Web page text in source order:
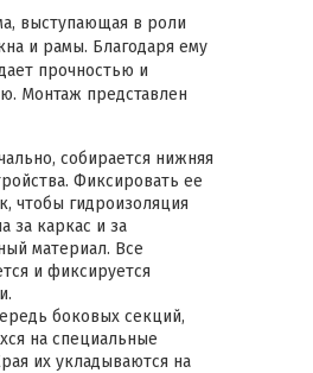
выступающая в роли
и рамы. Благодаря ему
прочностью и
Монтаж представлен
собирается нижняя
Фиксировать ее
чтобы гидроизоляция
за каркас и за
материал. Все
и фиксируется
боковых секций,
на специальные
их укладываются на